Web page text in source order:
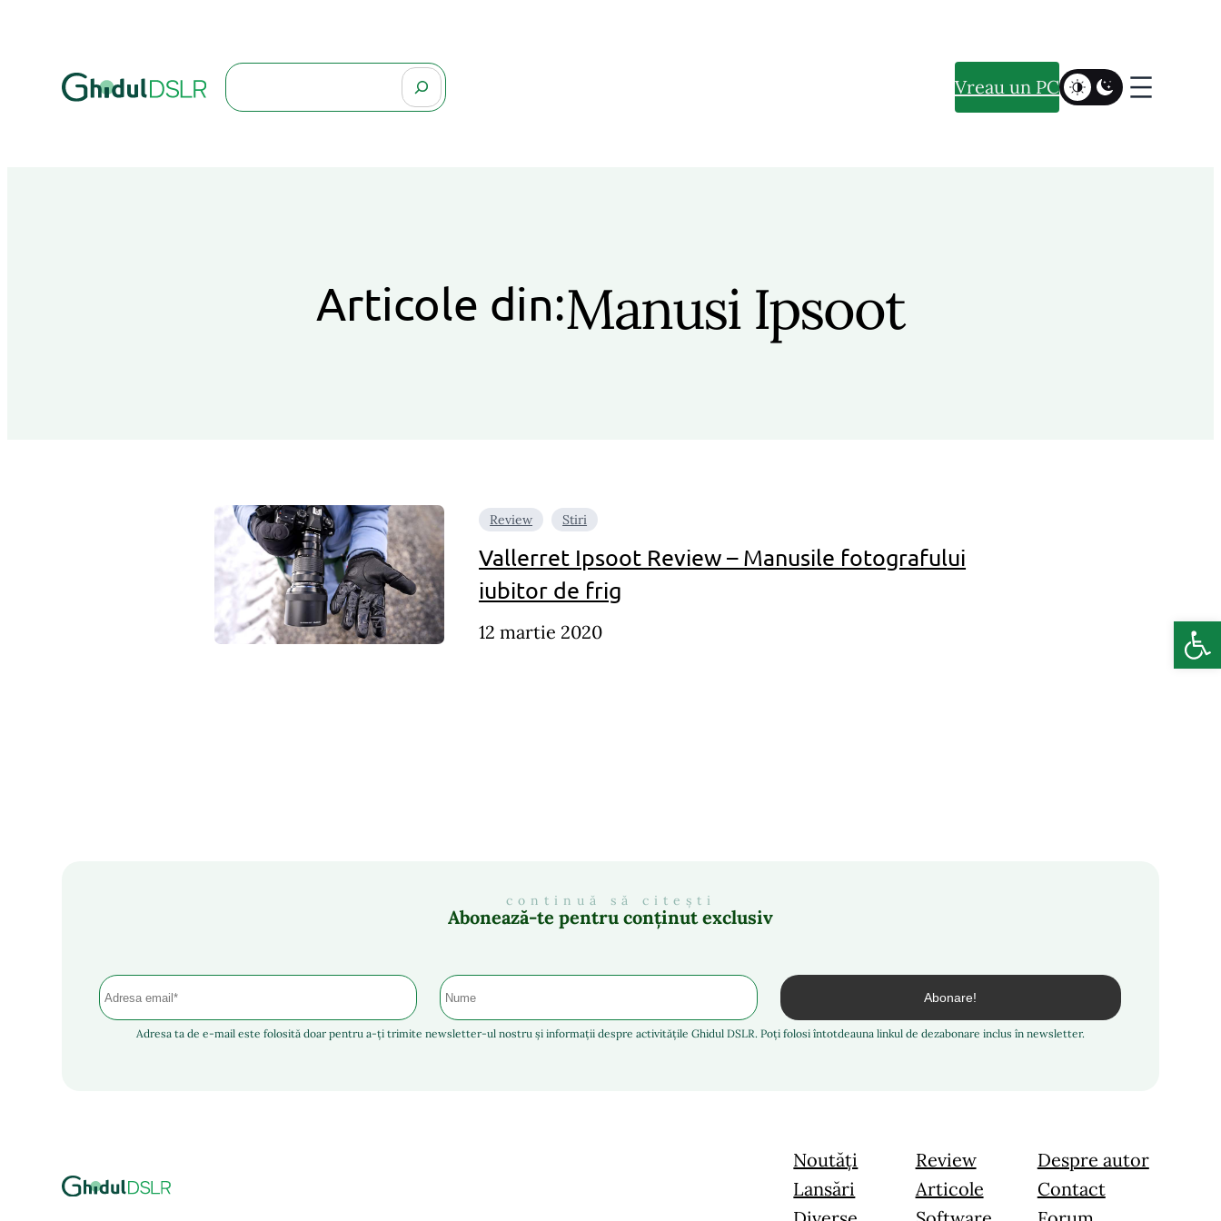
Search Vreau un PC
Articole din:Manusi Ipsoot
Review Stiri
Vallerret Ipsoot Review – Manusile fotografului
iubitor de frig
12 martie 2020
continuă să citești
Abonează-te pentru conținut exclusiv
Adresa ta de e-mail este folosită doar pentru a-ți trimite newsletter-ul nostru și informații despre activitățile Ghidul DSLR. Poți folosi întotdeauna linkul de dezabonare inclus în newsletter.
Noutăți
Lansări
Review
Articole
Despre autor
Contact